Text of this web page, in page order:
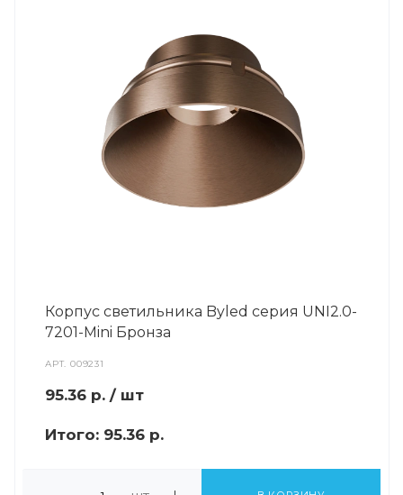
Корпус светильника Byled серия UNI2.0-
7201-Mini Бронза
АРТ.009231
95.36 р. / шт
Итого: 95.36 р.